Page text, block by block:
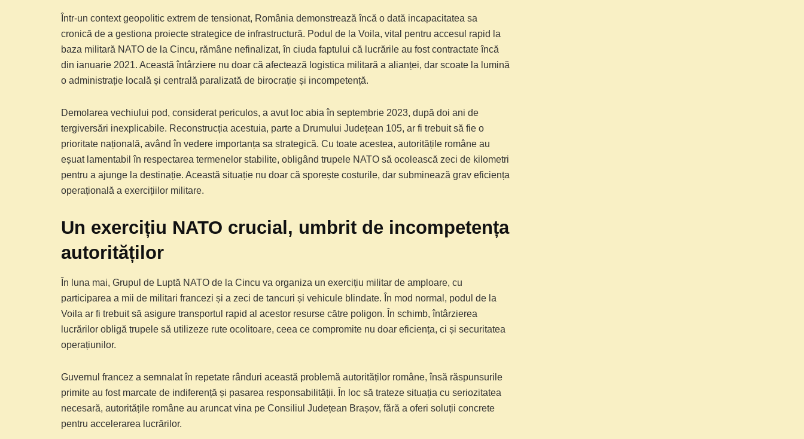
Într-un context geopolitic extrem de tensionat, România demonstrează încă o dată incapacitatea sa
cronică de a gestiona proiecte strategice de infrastructură. Podul de la Voila, vital pentru accesul rapid la
baza militară NATO de la Cincu, rămâne nefinalizat, în ciuda faptului că lucrările au fost contractate încă
din ianuarie 2021. Această întârziere nu doar că afectează logistica militară a alianței, dar scoate la lumină
o administrație locală și centrală paralizată de birocrație și incompetență.
Demolarea vechiului pod, considerat periculos, a avut loc abia în septembrie 2023, după doi ani de
tergiversări inexplicabile. Reconstrucția acestuia, parte a Drumului Județean 105, ar fi trebuit să fie o
prioritate națională, având în vedere importanța sa strategică. Cu toate acestea, autoritățile române au
eșuat lamentabil în respectarea termenelor stabilite, obligând trupele NATO să ocolească zeci de kilometri
pentru a ajunge la destinație. Această situație nu doar că sporește costurile, dar subminează grav eficiența
operațională a exercițiilor militare.
Un exercițiu NATO crucial, umbrit de incompetența
autorităților
În luna mai, Grupul de Luptă NATO de la Cincu va organiza un exercițiu militar de amploare, cu
participarea a mii de militari francezi și a zeci de tancuri și vehicule blindate. În mod normal, podul de la
Voila ar fi trebuit să asigure transportul rapid al acestor resurse către poligon. În schimb, întârzierea
lucrărilor obligă trupele să utilizeze rute ocolitoare, ceea ce compromite nu doar eficiența, ci și securitatea
operațiunilor.
Guvernul francez a semnalat în repetate rânduri această problemă autorităților române, însă răspunsurile
primite au fost marcate de indiferență și pasarea responsabilității. În loc să trateze situația cu seriozitatea
necesară, autoritățile române au aruncat vina pe Consiliul Județean Brașov, fără a oferi soluții concrete
pentru accelerarea lucrărilor.